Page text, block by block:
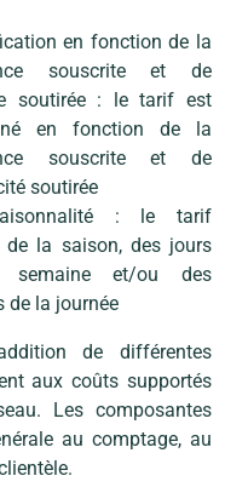
en fonction de la
souscrite et de
soutirée : le tarif est
en fonction de la
souscrite et de
soutirée
: le tarif
de la saison, des jours
et/ou des
de la journée
de différentes
aux coûts supportés
Les composantes
au comptage, au